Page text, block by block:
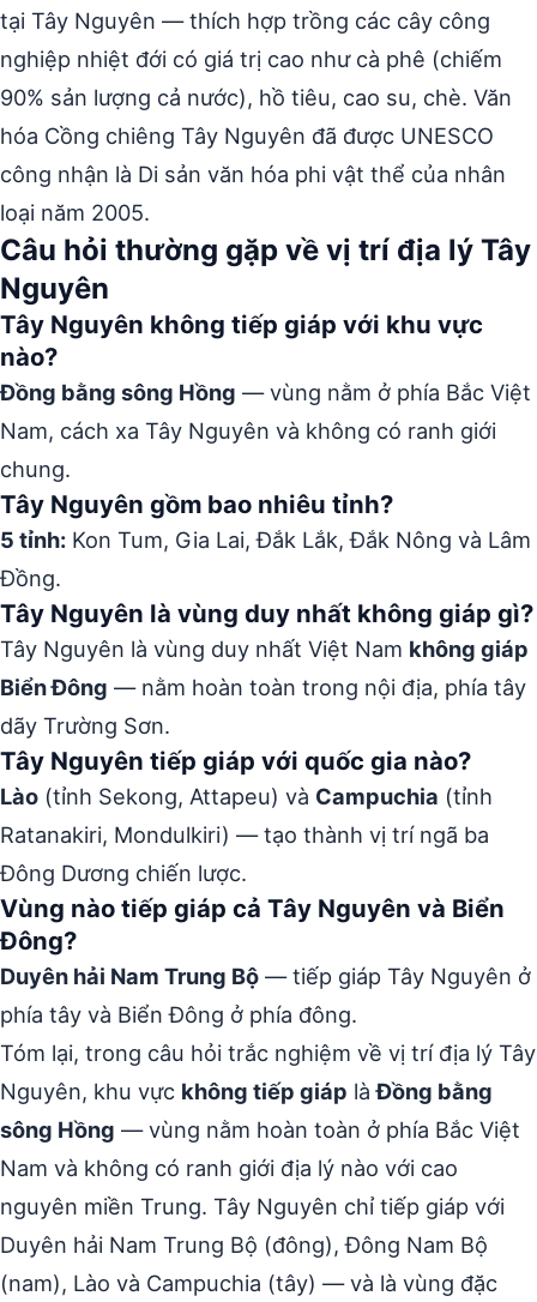
tại Tây Nguyên — thích hợp trồng các cây công
nghiệp nhiệt đới có giá trị cao như cà phê (chiếm
90% sản lượng cả nước), hồ tiêu, cao su, chè. Văn
hóa Cồng chiêng Tây Nguyên đã được UNESCO
công nhận là Di sản văn hóa phi vật thể của nhân
loại năm 2005.
Câu hỏi thường gặp về vị trí địa lý Tây
Nguyên
Tây Nguyên không tiếp giáp với khu vực
nào?
Đồng bằng sông Hồng — vùng nằm ở phía Bắc Việt
Nam, cách xa Tây Nguyên và không có ranh giới
chung.
Tây Nguyên gồm bao nhiêu tỉnh?
5 tỉnh: Kon Tum, Gia Lai, Đắk Lắk, Đắk Nông và Lâm
Đồng.
Tây Nguyên là vùng duy nhất không giáp gì?
Tây Nguyên là vùng duy nhất Việt Nam không giáp
Biển Đông — nằm hoàn toàn trong nội địa, phía tây
dãy Trường Sơn.
Tây Nguyên tiếp giáp với quốc gia nào?
Lào (tỉnh Sekong, Attapeu) và Campuchia (tỉnh
Ratanakiri, Mondulkiri) — tạo thành vị trí ngã ba
Đông Dương chiến lược.
Vùng nào tiếp giáp cả Tây Nguyên và Biển
Đông?
Duyên hải Nam Trung Bộ — tiếp giáp Tây Nguyên ở
phía tây và Biển Đông ở phía đông.
Tóm lại, trong câu hỏi trắc nghiệm về vị trí địa lý Tây
Nguyên, khu vực không tiếp giáp làĐồng bằng
sông Hồng — vùng nằm hoàn toàn ở phía Bắc Việt
Nam và không có ranh giới địa lý nào với cao
nguyên miền Trung. Tây Nguyên chỉ tiếp giáp với
Duyên hải Nam Trung Bộ (đông), Đông Nam Bộ
(nam), Lào và Campuchia (tây) — và là vùng đặc